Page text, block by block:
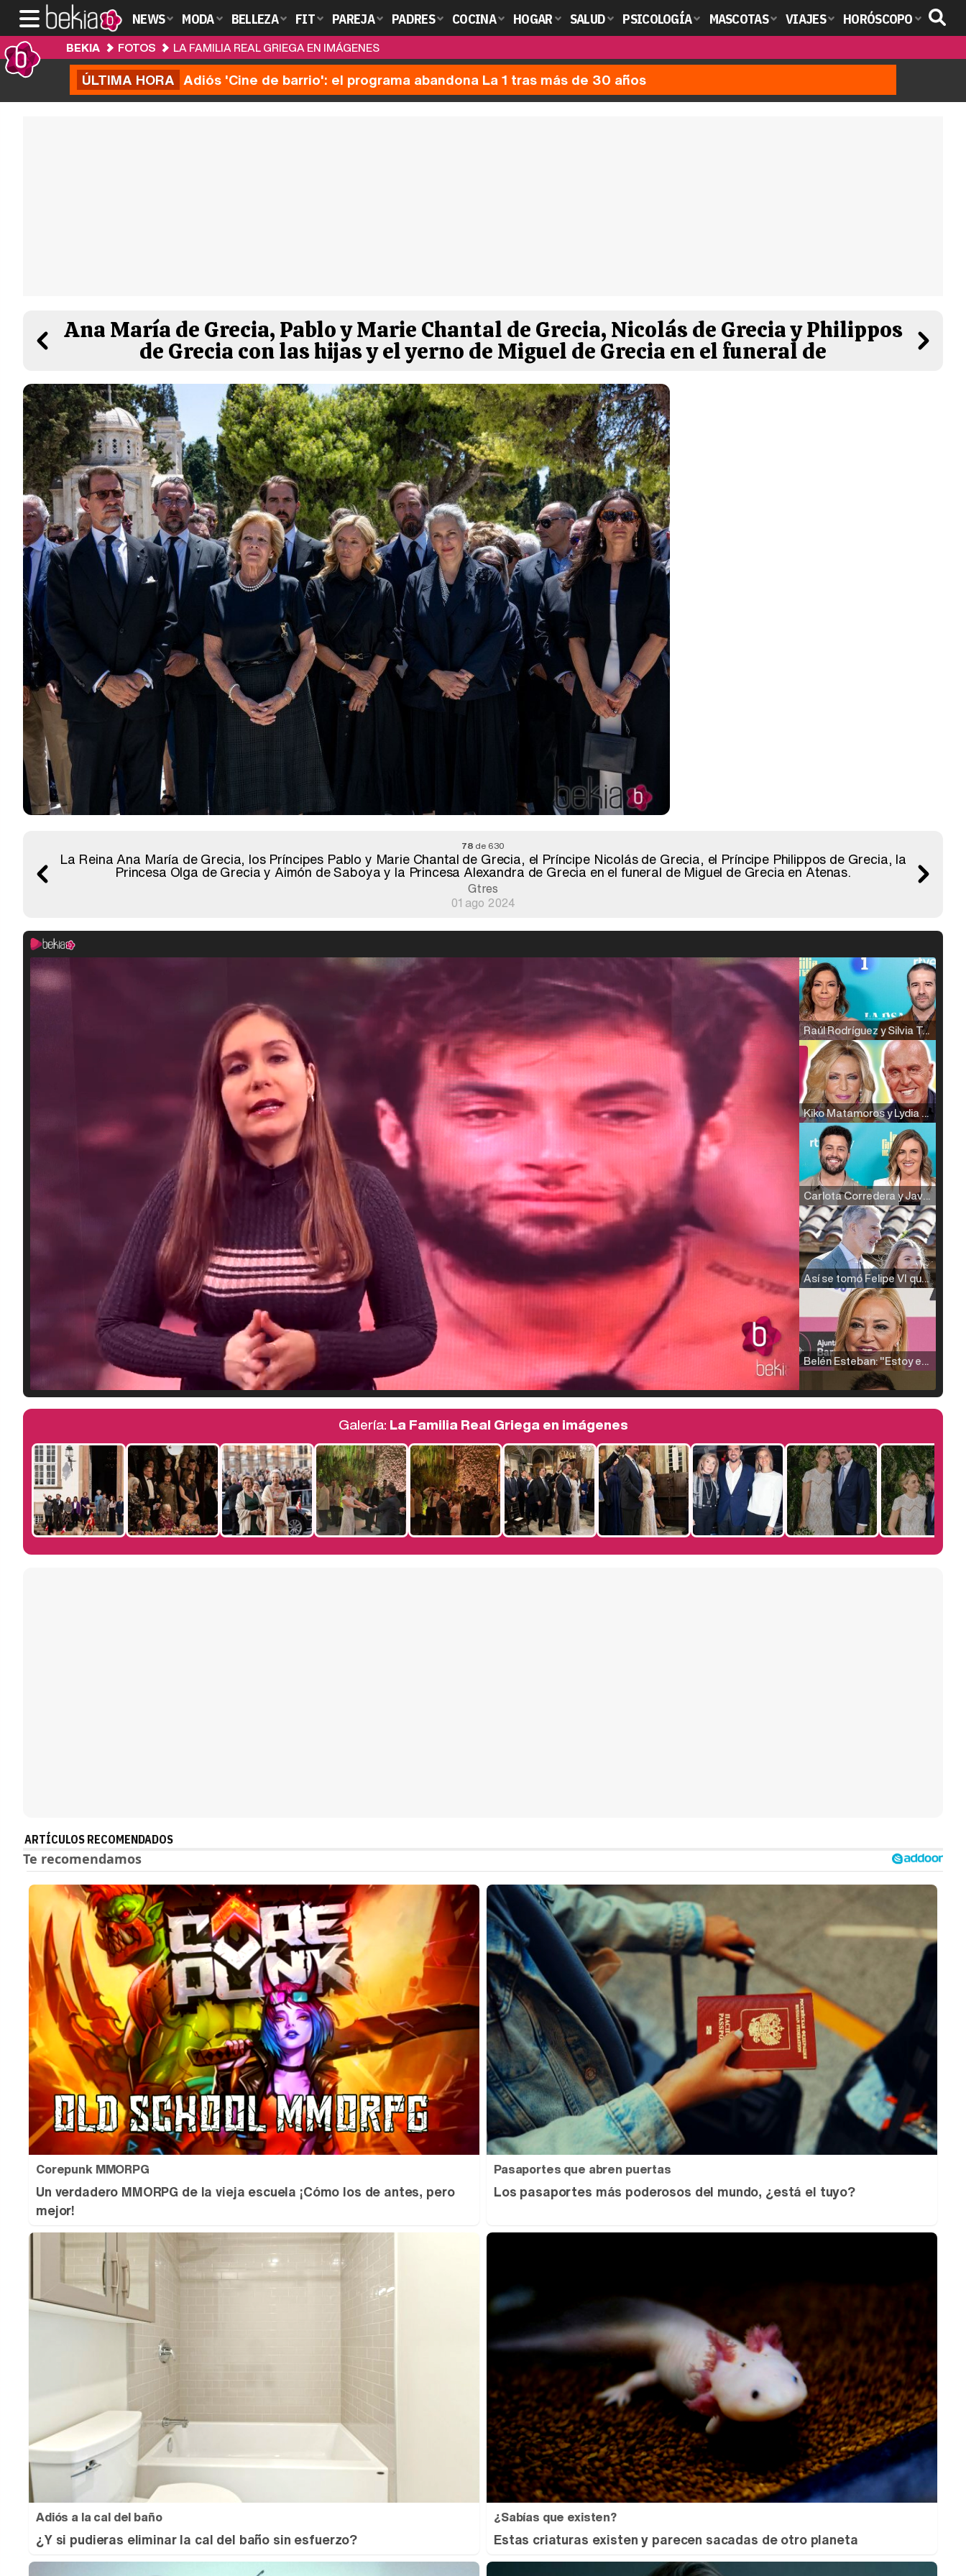
NEWS MODA BELLEZA FIT PAREJA PADRES COCINA HOGAR SALUD PSICOLOGÍA MASCOTAS VIAJES HORÓSCOPO
BEKIA FOTOS LA FAMILIA REAL GRIEGA EN IMÁGENES
ÚLTIMA HORA Adiós 'Cine de barrio': el programa abandona La 1 tras más de 30 años
Ana María de Grecia, Pablo y Marie Chantal de Grecia, Nicolás de Grecia y Philippos
de Grecia con las hijas y el yerno de Miguel de Grecia en el funeral de
78 de 630
La Reina Ana María de Grecia, los Príncipes Pablo y Marie Chantal de Grecia, el Príncipe Nicolás de Grecia, el Príncipe Philippos de Grecia, la
Princesa Olga de Grecia y Aimón de Saboya y la Princesa Alexandra de Grecia en el funeral de Miguel de Grecia en Atenas.
Gtres
01 ago 2024
Raúl Rodríguez y Silvia Taulés nos cuentan su papel en 'La familia de la tele'
Kiko Matamoros y Lydia Lozano: "Nuestro público es de todas las edades y RTVE tiene un público muy pegado a las novelas, al que tenemos que captar"
Carlota Corredera y Javier de Hoyos: "La tele tiene que representar al público también y aquí están todos los perfiles posibles&quo;
Así se tomó Felipe VI que la Infanta Sofía no quisiera recibir formación militar
Belén Esteban: "Estoy emocionada, muy contenta y muy feliz por llegar a RTVE"
Manu Baqueiro: "Tuve como referente a Bruce Willis en 'Luz de Luna' para mi trabajo en la serie 'Perdiendo el juicio'"
Magdalena de Suecia responde a las críticas y explica por qué le han permitido lanzar su propio negocio
Galería: La Familia Real Griega en imágenes
ARTÍCULOS RECOMENDADOS
Corepunk MMORPG
Un verdadero MMORPG de la vieja escuela ¡Cómo los de antes, pero
mejor!
Pasaportes que abren puertas
Los pasaportes más poderosos del mundo, ¿está el tuyo?
Adiós a la cal del baño
¿Y si pudieras eliminar la cal del baño sin esfuerzo?
¿Sabías que existen?
Estas criaturas existen y parecen sacadas de otro planeta